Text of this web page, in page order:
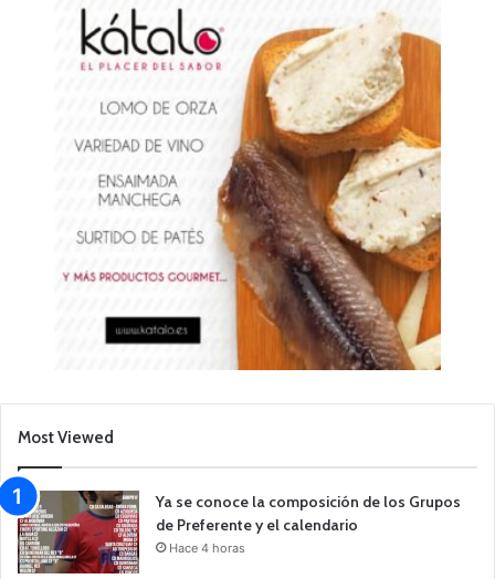
Most Viewed
Ya se conoce la composición de los Grupos
de Preferente y el calendario
Hace 4 horas